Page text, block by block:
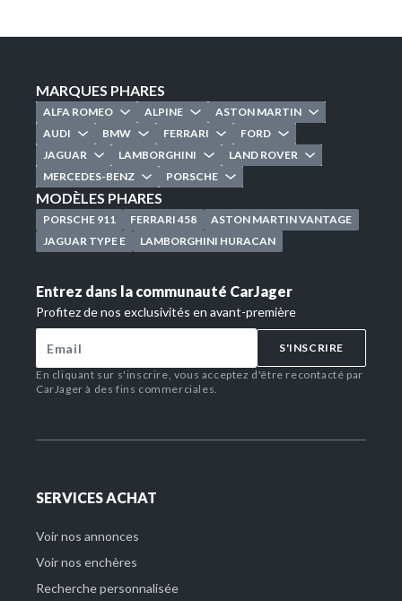
MARQUES PHARES
ALFA ROMEO ALPINE
ASTON MARTIN
AUDI
BMW FERRARI
FORD
JAGUAR
LAMBORGHINI
LAND ROVER
MERCEDES-BENZ
PORSCHE
MODÈLES PHARES
PORSCHE 911 FERRARI 458
ASTON MARTIN VANTAGE
JAGUAR TYPE E
LAMBORGHINI HURACAN
Entrez dans la communauté CarJager
Profitez de nos exclusivités en avant-première
S'INSCRIRE
En cliquant sur s'inscrire, vous acceptez d'être recontacté par
CarJager à des fins commerciales.
SERVICES ACHAT
Voir nos annonces
Voir nos enchères
Recherche personnalisée